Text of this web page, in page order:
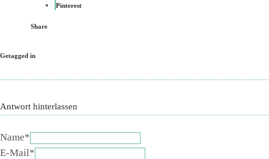
Pinterest
Share
Getagged in
Antwort hinterlassen
Name*
E-Mail*